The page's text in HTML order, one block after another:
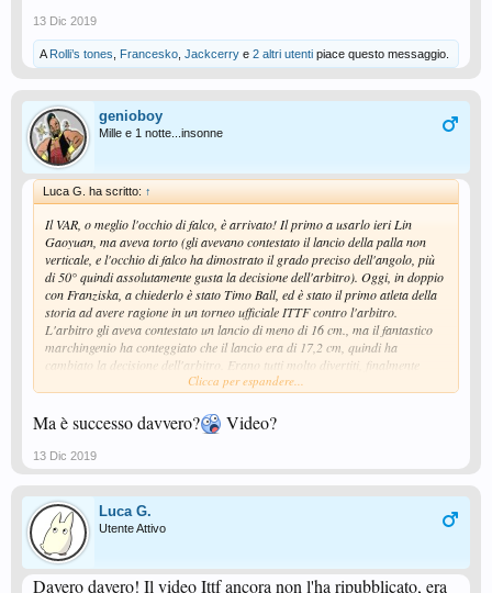
13 Dic 2019
A Rolli’s tones Francesko Jackcerry e 2 altri utenti piace questo messaggio.
genioboy
Mille e 1 notte...insonne
Luca G. ha scritto: ↑
Il VAR, o meglio l'occhio di falco, è arrivato! Il primo a usarlo ieri Lin
Gaoyuan, ma aveva torto (gli avevano contestato il lancio della palla non
verticale, e l'occhio di falco ha dimostrato il grado preciso dell'angolo, più
di 50° quindi assolutamente gusta la decisione dell'arbitro). Oggi, in doppio
con Franziska, a chiederlo è stato Timo Ball, ed è stato il primo atleta della
storia ad avere ragione in un torneo ufficiale ITTF contro l'arbitro.
L'arbitro gli aveva contestato un lancio di meno di 16 cm., ma il fantastico
marchingenio ha conteggiato che il lancio era di 17,2 cm, quindi ha
cambiato la decisione dell'arbitro. Erano tutti molto divertiti, finalmente
sono finiti i soprusi degli arbitri, era ora che anche nel tennis tavolo si
al tennis. Ma meglio tardi che mai! Ora i giocatori corretti come Timo Ball
avranno una correttezza in più, e i giocatori scorretti vita dura. Ovviamente
ci vorrà un po' perchè questo sistema si diffonda, ma almeno ai livelli alti
avremo partite non falsate. Viva! E' una delle migliori notizie per il nostro
sport da anni!
Clicca per espandere...
Ma è successo davvero? Video?
13 Dic 2019
Luca G.
Utente Attivo
Davero davero! Il video Ittf ancora non l'ha ripubblicato, era